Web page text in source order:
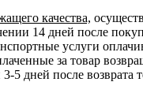
качества,
14 дней после
услуги
за товар
5 дней после возврата